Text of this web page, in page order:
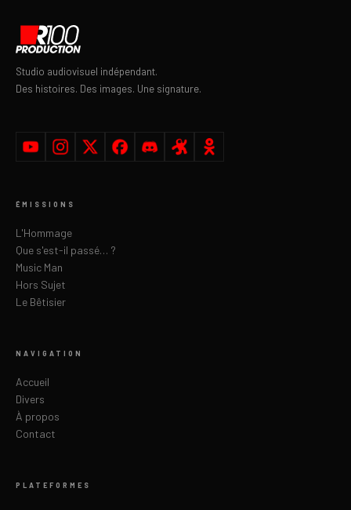
Studio audiovisuel indépendant.
Des histoires. Des images. Une signature.
ÉMISSIONS
L'Hommage
Que s'est-il passé… ?
Music Man
Hors Sujet
Le Bêtisier
NAVIGATION
Accueil
Divers
À propos
Contact
PLATEFORMES